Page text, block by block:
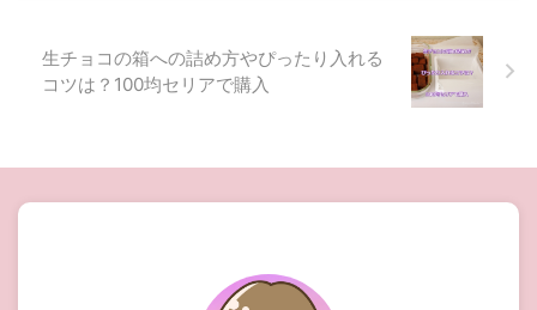
生チョコの箱への詰め方やぴったり入れる
コツは？100均セリアで購入